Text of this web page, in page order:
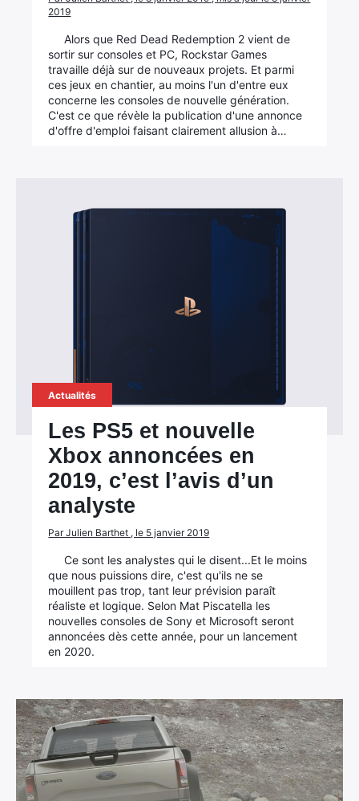
2019
Alors que Red Dead Redemption 2 vient de
sortir sur consoles et PC, Rockstar Games
travaille déjà sur de nouveaux projets. Et parmi
ces jeux en chantier, au moins l'un d'entre eux
concerne les consoles de nouvelle génération.
C'est ce que révèle la publication d'une annonce
d'offre d'emploi faisant clairement allusion à…
Actualités
Les PS5 et nouvelle
Xbox annoncées en
2019, c’est l’avis d’un
analyste
Par Julien Barthet , le 5 janvier 2019
Ce sont les analystes qui le disent...Et le moins
que nous puissions dire, c'est qu'ils ne se
mouillent pas trop, tant leur prévision paraît
réaliste et logique. Selon Mat Piscatella les
nouvelles consoles de Sony et Microsoft seront
annoncées dès cette année, pour un lancement
en 2020.